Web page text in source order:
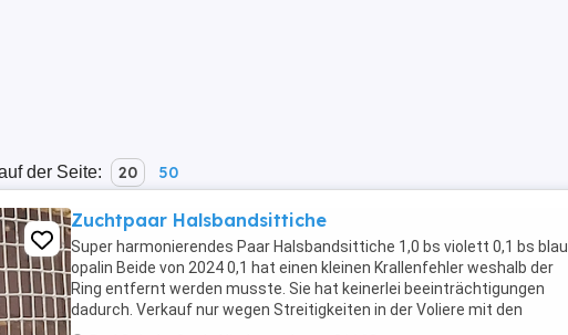
der Seite: 20 50
Zuchtpaar Halsbandsittiche
Super harmonierendes Paar Halsbandsittiche 1,0 bs violett 0,1 bs blau
opalin Beide von 2024 0,1 hat einen kleinen Krallenfehler weshalb der
Ring entfernt werden musste. Sie hat keinerlei beeinträchtigungen
dadurch. Verkauf nur wegen Streitigkeiten in der Voliere mit den
anderen Vögel (die Henne ist ...